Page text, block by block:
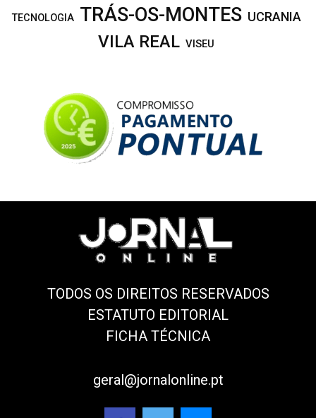
TECNOLOGIA TRÁS-OS-MONTES UCRANIA
VILA REAL VISEU
TODOS OS DIREITOS RESERVADOS
ESTATUTO EDITORIAL
FICHA TÉCNICA
geral@jornalonline.pt